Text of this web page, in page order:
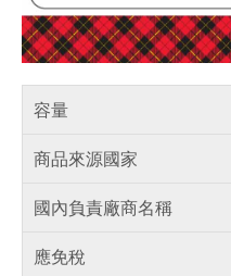
容量
商品來源國家
國內負責廠商名稱
應免稅